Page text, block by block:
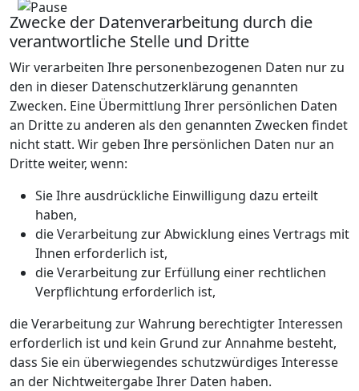
Zwecke der Datenverarbeitung durch die
verantwortliche Stelle und Dritte
Wir verarbeiten Ihre personenbezogenen Daten nur zu
den in dieser Datenschutzerklärung genannten
Zwecken. Eine Übermittlung Ihrer persönlichen Daten
an Dritte zu anderen als den genannten Zwecken findet
nicht statt. Wir geben Ihre persönlichen Daten nur an
Dritte weiter, wenn:
Sie Ihre ausdrückliche Einwilligung dazu erteilt
haben,
die Verarbeitung zur Abwicklung eines Vertrags mit
Ihnen erforderlich ist,
die Verarbeitung zur Erfüllung einer rechtlichen
Verpflichtung erforderlich ist,
die Verarbeitung zur Wahrung berechtigter Interessen
erforderlich ist und kein Grund zur Annahme besteht,
dass Sie ein überwiegendes schutzwürdiges Interesse
an der Nichtweitergabe Ihrer Daten haben.